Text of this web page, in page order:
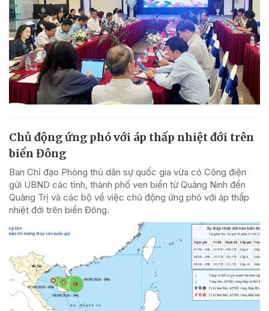
Chủ động ứng phó với áp thấp nhiệt đới trên
biển Đông
Ban Chỉ đạo Phòng thủ dân sự quốc gia vừa có Công điện
gửi UBND các tỉnh, thành phố ven biển từ Quảng Ninh đến
Quảng Trị và các bộ về việc chủ động ứng phó với áp thấp
nhiệt đới trên biển Đông.